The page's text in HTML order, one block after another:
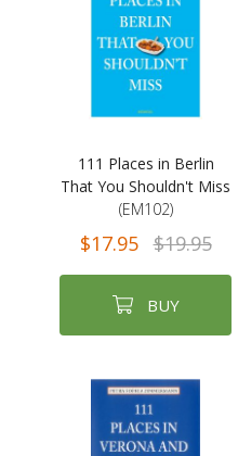
111 Places in Berlin
That You Shouldn't Miss
(EM102)
$17.95 $19.95
BUY